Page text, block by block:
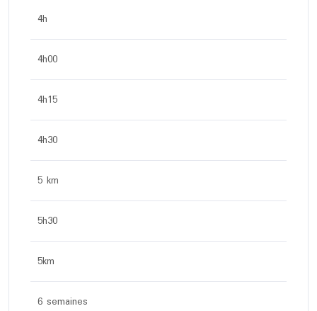
4h
4h00
4h15
4h30
5 km
5h30
5km
6 semaines